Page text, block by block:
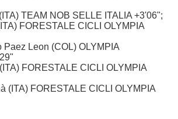
TEAM NOB SELLE ITALIA +3'06";
FORESTALE CICLI OLYMPIA
Paez Leon (COL) OLYMPIA
FORESTALE CICLI OLYMPIA
(ITA) FORESTALE CICLI OLYMPIA